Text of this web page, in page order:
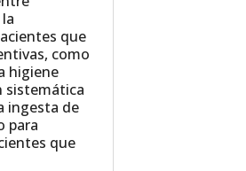
que
como
higiene
sistemática
ingesta de
para
que